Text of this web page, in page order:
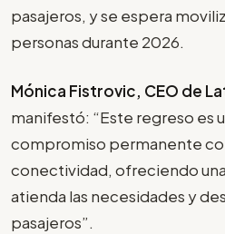
pasajeros, y se espera
personas durante 2026.
Mónica Fistrovic, CEO de
manifestó: “Este regreso es
compromiso permanente
conectividad, ofreciendo
atienda las necesidades y
pasajeros”.